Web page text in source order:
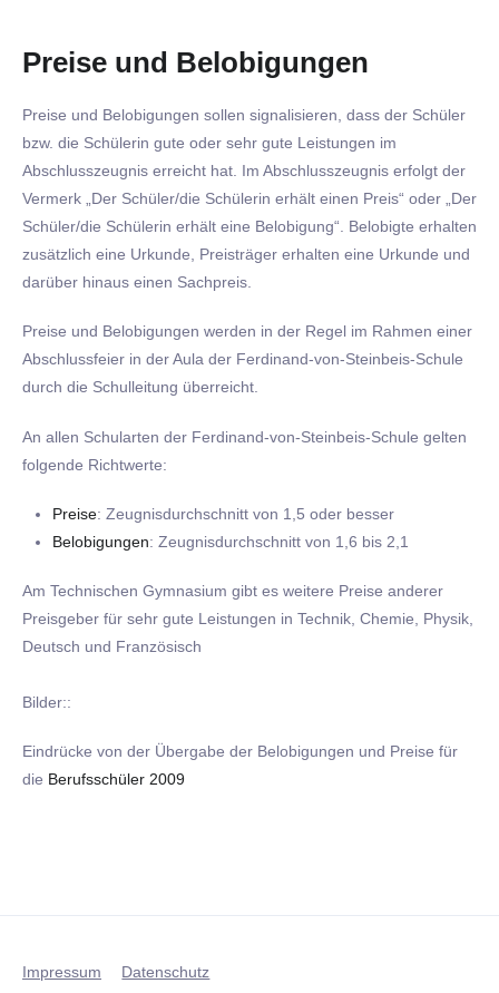
Preise und Belobigungen
Preise und Belobigungen sollen signalisieren, dass der Schüler
bzw. die Schülerin gute oder sehr gute Leistungen im
Abschlusszeugnis erreicht hat. Im Abschlusszeugnis erfolgt der
Vermerk „Der Schüler/die Schülerin erhält einen Preis“ oder „Der
Schüler/die Schülerin erhält eine Belobigung“. Belobigte erhalten
zusätzlich eine Urkunde, Preisträger erhalten eine Urkunde und
darüber hinaus einen Sachpreis.
Preise und Belobigungen werden in der Regel im Rahmen einer
Abschlussfeier in der Aula der Ferdinand-von-Steinbeis-Schule
durch die Schulleitung überreicht.
An allen Schularten der Ferdinand-von-Steinbeis-Schule gelten
folgende Richtwerte:
Preise: Zeugnisdurchschnitt von 1,5 oder besser
Belobigungen: Zeugnisdurchschnitt von 1,6 bis 2,1
Am Technischen Gymnasium gibt es weitere Preise anderer
Preisgeber für sehr gute Leistungen in Technik, Chemie, Physik,
Deutsch und Französisch
Bilder::
Eindrücke von der Übergabe der Belobigungen und Preise für
die Berufsschüler 2009
Impressum Datenschutz